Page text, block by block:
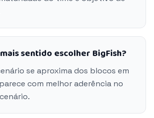
sentido escolher BigFish?
se aproxima dos blocos em
com melhor aderência no